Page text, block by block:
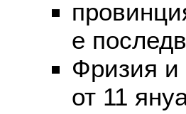
е
Фризия
от 11